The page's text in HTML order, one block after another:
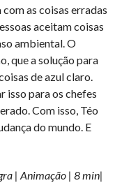
as coisas erradas
aceitam coisas
ambiental. O
que a solução para
de azul claro.
isso para os chefes
Com isso, Téo
do mundo. E
| Animação | 8 min|